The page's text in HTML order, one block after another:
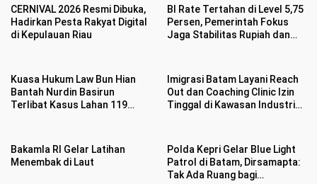
CERNIVAL 2026 Resmi Dibuka,
Hadirkan Pesta Rakyat Digital
di Kepulauan Riau
BI Rate Tertahan di Level 5,75
Persen, Pemerintah Fokus
Jaga Stabilitas Rupiah dan
Kuasa Hukum Law Bun Hian
Bantah Nurdin Basirun
Terlibat Kasus Lahan 119
Imigrasi Batam Layani Reach
Out dan Coaching Clinic Izin
Tinggal di Kawasan Industri
Bakamla RI Gelar Latihan
Menembak di Laut
Polda Kepri Gelar Blue Light
Patrol di Batam, Dirsamapta:
Tak Ada Ruang bagi